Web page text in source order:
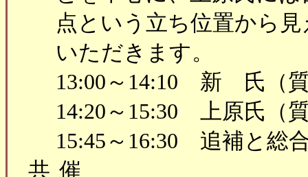
点という立ち位置から
いただきます。
13:00～14:10 新 氏（
14:20～15:30 上原氏（
15:45～16:30 追補と総
共催